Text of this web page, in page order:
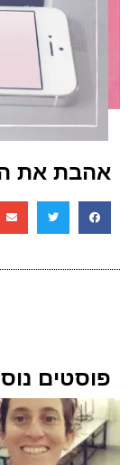
אהבת את
פוסטים